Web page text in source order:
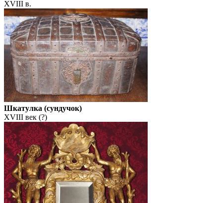
XVIII в.
Шкатулка (сундучок)
XVIII век (?)